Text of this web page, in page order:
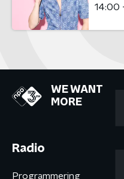
14:00
WE WANT
MORE
Radio
Programmering